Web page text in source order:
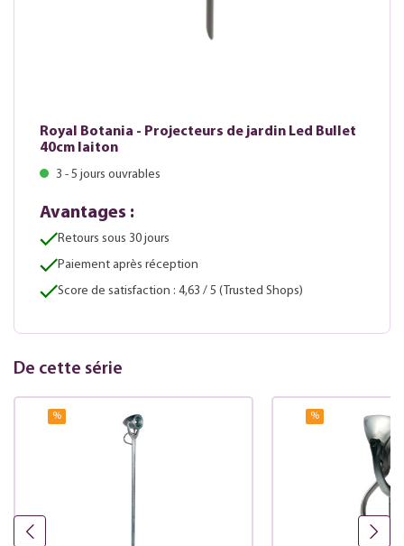
Royal Botania - Projecteurs de jardin Led Bullet
40cm laiton
3 - 5 jours ouvrables
Avantages :
Retours sous 30 jours
Paiement après réception
Score de satisfaction : 4,63 / 5 (Trusted Shops)
De cette série
% %